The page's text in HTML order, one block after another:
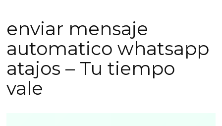
enviar mensaje
automatico whatsapp
atajos – Tu tiempo
vale